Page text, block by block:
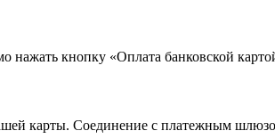
нажать кнопку «Оплата банковской
карты. Соединение с платежным